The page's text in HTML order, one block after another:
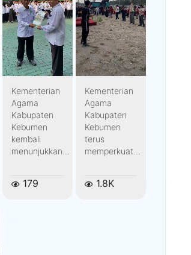
Kementerian
Agama
Kabupaten
Kebumen
kembali
menunjukkan...
179
Kementerian
Agama
Kabupaten
Kebumen
terus
memperkuat...
1.8K